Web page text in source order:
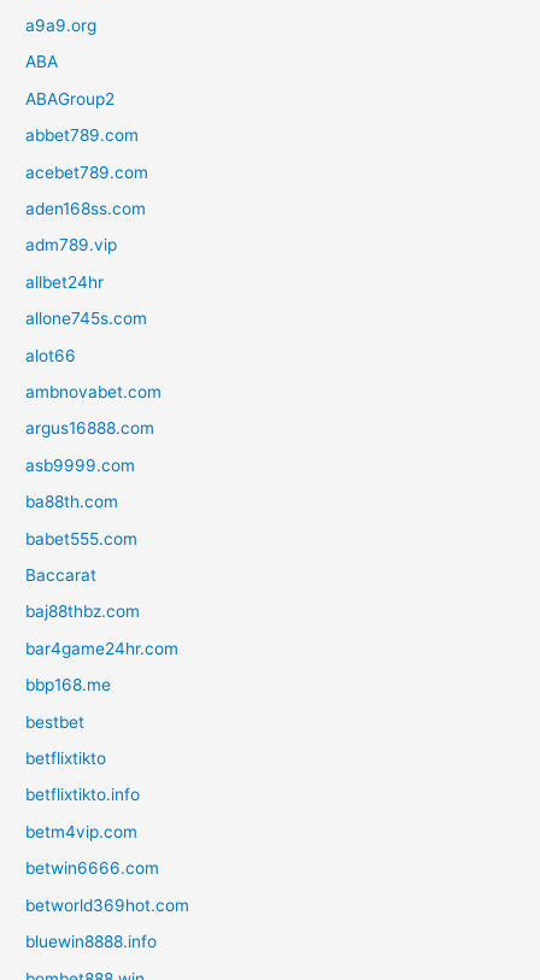
a9a9.org
ABA
ABAGroup2
abbet789.com
acebet789.com
aden168ss.com
adm789.vip
allbet24hr
allone745s.com
alot66
ambnovabet.com
argus16888.com
asb9999.com
ba88th.com
babet555.com
Baccarat
baj88thbz.com
bar4game24hr.com
bbp168.me
bestbet
betflixtikto
betflixtikto.info
betm4vip.com
betwin6666.com
betworld369hot.com
bluewin8888.info